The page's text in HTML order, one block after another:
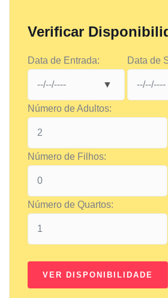
Verificar
Data de Entrada: Data de
Número de Adultos:
Número de Filhos:
Número de Quartos: